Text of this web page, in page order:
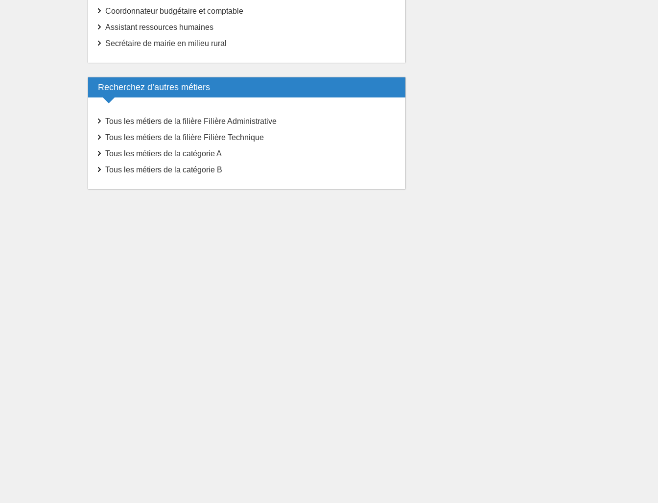
Coordonnateur budgétaire et comptable
Assistant ressources humaines
Secrétaire de mairie en milieu rural
Recherchez d’autres métiers
Tous les métiers de la filière Filière Administrative
Tous les métiers de la filière Filière Technique
Tous les métiers de la catégorie A
Tous les métiers de la catégorie B